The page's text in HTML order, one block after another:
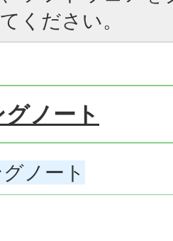
ください。
ノート
ノート